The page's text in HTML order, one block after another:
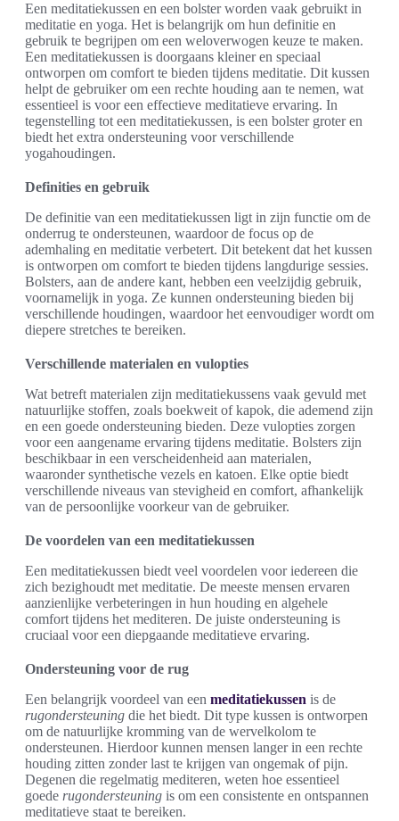
Een meditatiekussen en een bolster worden vaak gebruikt in
meditatie en yoga. Het is belangrijk om hun definitie en
gebruik te begrijpen om een weloverwogen keuze te maken.
Een meditatiekussen is doorgaans kleiner en speciaal
ontworpen om comfort te bieden tijdens meditatie. Dit kussen
helpt de gebruiker om een rechte houding aan te nemen, wat
essentieel is voor een effectieve meditatieve ervaring. In
tegenstelling tot een meditatiekussen, is een bolster groter en
biedt het extra ondersteuning voor verschillende
yogahoudingen.
Definities en gebruik
De definitie van een meditatiekussen ligt in zijn functie om de
onderrug te ondersteunen, waardoor de focus op de
ademhaling en meditatie verbetert. Dit betekent dat het kussen
is ontworpen om comfort te bieden tijdens langdurige sessies.
Bolsters, aan de andere kant, hebben een veelzijdig gebruik,
voornamelijk in yoga. Ze kunnen ondersteuning bieden bij
verschillende houdingen, waardoor het eenvoudiger wordt om
diepere stretches te bereiken.
Verschillende materialen en vulopties
Wat betreft materialen zijn meditatiekussens vaak gevuld met
natuurlijke stoffen, zoals boekweit of kapok, die ademend zijn
en een goede ondersteuning bieden. Deze vulopties zorgen
voor een aangename ervaring tijdens meditatie. Bolsters zijn
beschikbaar in een verscheidenheid aan materialen,
waaronder synthetische vezels en katoen. Elke optie biedt
verschillende niveaus van stevigheid en comfort, afhankelijk
van de persoonlijke voorkeur van de gebruiker.
De voordelen van een meditatiekussen
Een meditatiekussen biedt veel voordelen voor iedereen die
zich bezighoudt met meditatie. De meeste mensen ervaren
aanzienlijke verbeteringen in hun houding en algehele
comfort tijdens het mediteren. De juiste ondersteuning is
cruciaal voor een diepgaande meditatieve ervaring.
Ondersteuning voor de rug
Een belangrijk voordeel van een meditatiekussen is de
rugondersteuning die het biedt. Dit type kussen is ontworpen
om de natuurlijke kromming van de wervelkolom te
ondersteunen. Hierdoor kunnen mensen langer in een rechte
houding zitten zonder last te krijgen van ongemak of pijn.
Degenen die regelmatig mediteren, weten hoe essentieel
goede rugondersteuning is om een consistente en ontspannen
meditatieve staat te bereiken.